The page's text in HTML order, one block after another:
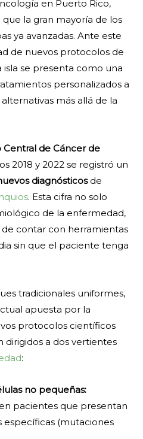
en Puerto Rico,
la gran mayoría de los
ya avanzadas. Ante este
de nuevos protocolos de
se presenta como una
personalizados a
más allá de la
Central de Cáncer de
2018 y 2022 se registró un
diagnósticosde
. Esta cifra no solo
de la enfermedad,
contar con herramientas
sin que el paciente tenga
tradicionales uniformes,
apuesta por la
protocolos científicos
dirigidos a dos vertientes
:
no pequeñas:
pacientes que presentan
(mutaciones